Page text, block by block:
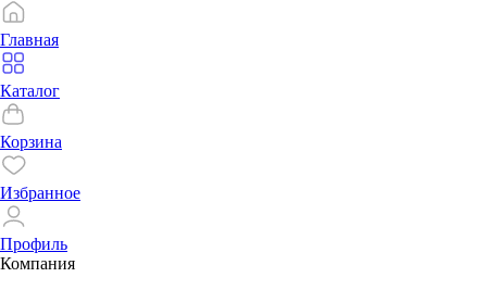
Главная
Каталог
Корзина
Избранное
Профиль
Компания